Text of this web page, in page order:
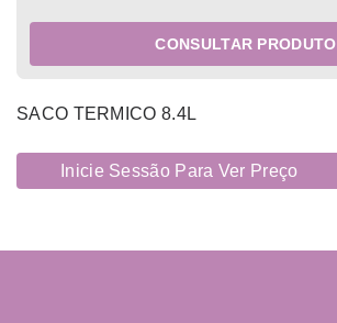
CONSULTAR PRODUTO
SACO TERMICO 8.4L
Inicie Sessão Para Ver Preço